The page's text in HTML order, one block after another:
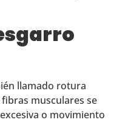
llamado rotura
musculares se
o movimiento